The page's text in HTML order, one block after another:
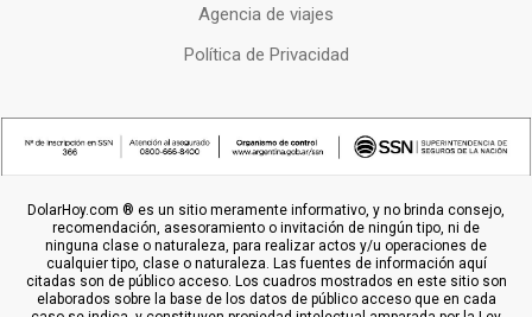
Agencia de viajes
Política de Privacidad
DolarHoy.com ® es un sitio meramente informativo, y no brinda consejo,
recomendación, asesoramiento o invitación de ningún tipo, ni de
ninguna clase o naturaleza, para realizar actos y/u operaciones de
cualquier tipo, clase o naturaleza. Las fuentes de información aquí
citadas son de público acceso. Los cuadros mostrados en este sitio son
elaborados sobre la base de los datos de público acceso que en cada